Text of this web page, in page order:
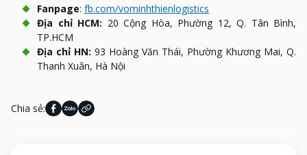
Fanpage: fb.com/vominhthienlogistics
Địa chỉ HCM: 20 Cộng Hòa, Phường 12, Q. Tân Bình,
TP.HCM
Địa chỉ HN: 93 Hoàng Văn Thái, Phường Khương Mai, Q.
Thanh Xuân, Hà Nội
Chia sẻ: